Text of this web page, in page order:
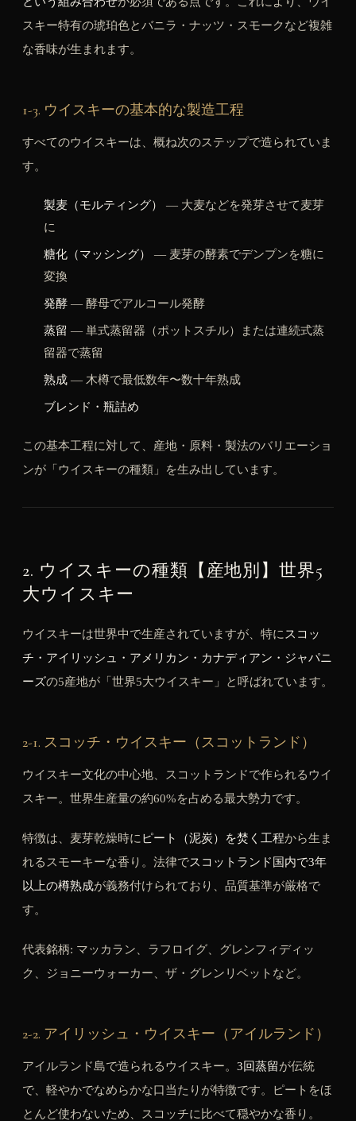
スキー特有の琥珀色とバニラ・ナッツ・スモークなど複雑
な香味が生まれます。
1-3. ウイスキーの基本的な製造工程
すべてのウイスキーは、概ね次のステップで造られていま
す。
製麦（モルティング）
― 大麦などを発芽させて麦芽
に
糖化（マッシング）
― 麦芽の酵素でデンプンを糖に
変換
発酵― 酵母でアルコール発酵
蒸留 ― 単式蒸留器（ポットスチル）または連続式蒸
留器で蒸留
熟成― 木樽で最低数年〜数十年熟成
ブレンド・瓶詰め
この基本工程に対して、産地・原料・製法のバリエーショ
ンが「ウイスキーの種類」を生み出しています。
2. ウイスキーの種類【産地別】世界5
大ウイスキー
ウイスキーは世界中で生産されていますが、特に スコッ
チ・アイリッシュ・アメリカン・カナディアン・ジャパニ
ーズの5産地が「世界5大ウイスキー」と呼ばれています。
2-1. スコッチ・ウイスキー（スコットランド）
ウイスキー文化の中心地、スコットランドで作られるウイ
スキー。世界生産量の約60%を占める最大勢力です。
特徴は、麦芽乾燥時に ピート（泥炭）を焚く工程から生ま
れるスモーキーな香り。法律でスコットランド国内で3年
以上の樽熟成が義務付けられており、品質基準が厳格で
す。
代表銘柄: マッカラン、ラフロイグ、グレンフィディッ
ク、ジョニーウォーカー、ザ・グレンリベットなど。
2-2. アイリッシュ・ウイスキー（アイルランド）
アイルランド島で造られるウイスキー。 3回蒸留が伝統
で、軽やかでなめらかな口当たりが特徴です。ピートをほ
とんど使わないため、スコッチに比べて穏やかな香り。